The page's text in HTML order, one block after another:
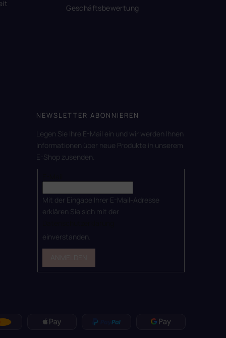
Geschäftsbewertung
NEWSLETTER ABONNIEREN
Legen Sie Ihre E-Mail ein und wir werden Ihnen
Informationen über neue Produkte in unserem
E-Shop zusenden.
Mit der Eingabe Ihrer E-Mail-Adresse
erklären Sie sich mit der
einverstanden.